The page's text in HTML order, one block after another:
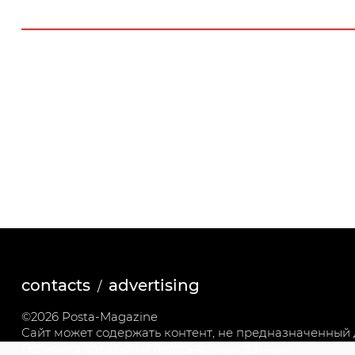
contacts advertising
©2026 Posta-Magazine
Сайт может содержать контент, не предназначенный